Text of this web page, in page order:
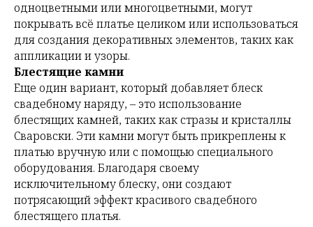
одноцветными или многоцветными, могут
покрывать всё платье целиком или использоваться
для создания декоративных элементов, таких как
аппликации и узоры.
Блестящие камни
Еще один вариант, который добавляет блеск
свадебному наряду, – это использование
блестящих камней, таких как стразы и кристаллы
Сваровски. Эти камни могут быть прикреплены к
платью вручную или с помощью специального
оборудования. Благодаря своему
исключительному блеску, они создают
потрясающий эффект красивого свадебного
блестящего платья.